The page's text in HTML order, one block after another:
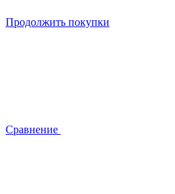
Продолжить покупки
Сравнение